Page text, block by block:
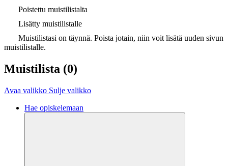
Poistettu muistilistalta
Lisätty muistilistalle
Muistilistasi on täynnä. Poista jotain, niin voit lisätä uuden sivun
muistilistalle.
Muistilista (0)
Avaa valikko Sulje valikko
Hae opiskelemaan